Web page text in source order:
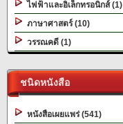
ไฟฟ้าและอิเล็กทรอนิกส์ (1)
ภาษาศาสตร์ (10)
วรรณคดี (1)
ชนิดหนังสือ
หนังสือเผยแพร่ (541)